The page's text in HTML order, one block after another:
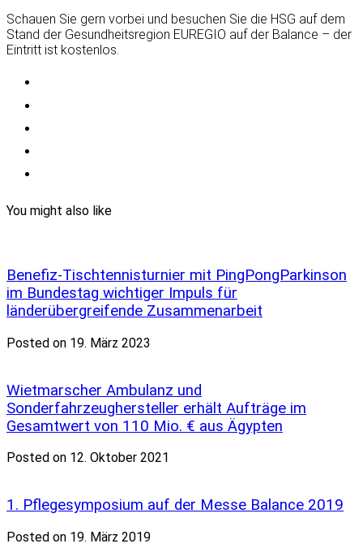
Schauen Sie gern vorbei und besuchen Sie die HSG auf dem
Stand der Gesundheitsregion EUREGIO auf der Balance – der
Eintritt ist kostenlos.
You might also like
Benefiz-Tischtennisturnier mit PingPongParkinson
im Bundestag wichtiger Impuls für
länderübergreifende Zusammenarbeit
Posted on 19. März 2023
Wietmarscher Ambulanz und
Sonderfahrzeughersteller erhält Aufträge im
Gesamtwert von 110 Mio. € aus Ägypten
Posted on 12. Oktober 2021
1. Pflegesymposium auf der Messe Balance 2019
Posted on 19. März 2019